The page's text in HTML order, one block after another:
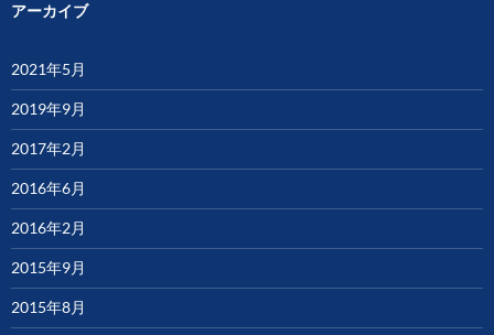
アーカイブ
2021年5月
2019年9月
2017年2月
2016年6月
2016年2月
2015年9月
2015年8月